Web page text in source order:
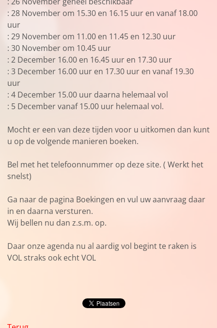
: 28 November om 15.30 en 16.15 uur en vanaf 18.00
uur
: 29 November om 11.00 en 11.45 en 12.30 uur
: 30 November om 10.45 uur
: 2 December 16.00 en 16.45 uur en 17.30 uur
: 3 December 16.00 uur en 17.30 uur en vanaf 19.30
uur
: 4 December 15.00 uur daarna helemaal vol
: 5 December vanaf 15.00 uur helemaal vol.
Mocht er een van deze tijden voor u uitkomen dan kunt
u op de volgende manieren boeken.
Bel met het telefoonnummer op deze site. ( Werkt het
snelst)
Ga naar de pagina Boekingen en vul uw aanvraag daar
in en daarna versturen.
Wij bellen nu dan z.s.m. op.
Daar onze agenda nu al aardig vol begint te raken is
VOL straks ook echt VOL